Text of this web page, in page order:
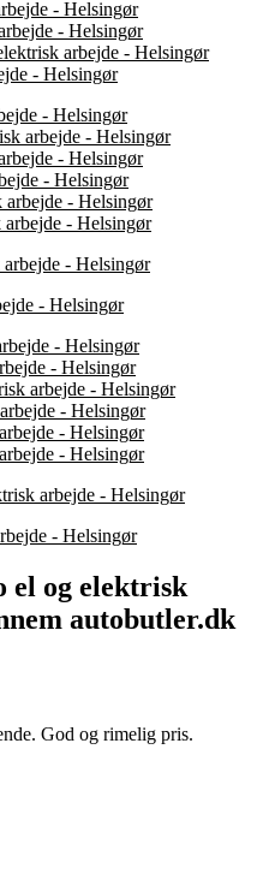
- Helsingør
- Helsingør
arbejde - Helsingør
- Helsingør
- Helsingør
arbejde - Helsingør
- Helsingør
- Helsingør
arbejde - Helsingør
- Helsingør
- Helsingør
- Helsingør
- Helsingør
- Helsingør
arbejde - Helsingør
- Helsingør
- Helsingør
- Helsingør
arbejde - Helsingør
- Helsingør
el og elektrisk
autobutler.dk
God og rimelig pris.